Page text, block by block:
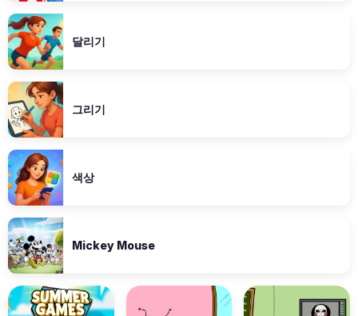
달리기
그리기
색상
Mickey Mouse